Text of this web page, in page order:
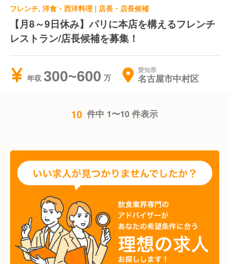
フレンチ, 洋食・西洋料理 | 店長・店長候補
【月8～9日休み】パリに本店を構えるフレンチ
レストラン/店長候補を募集！
年収 300~600 愛知県
名古屋市中村区
10 件中 1〜10 件表示